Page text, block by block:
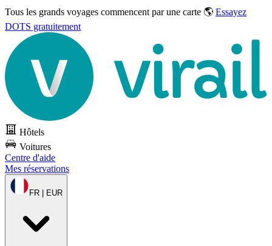
Tous les grands voyages commencent par une carte 🌎 Essayez
DOTS gratuitement
Hôtels
Voitures
Centre d'aide
Mes réservations
FR | EUR